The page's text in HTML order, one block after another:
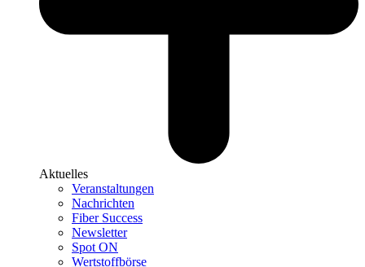
Aktuelles
Veranstaltungen
Nachrichten
Fiber Success
Newsletter
Spot ON
Wertstoffbörse